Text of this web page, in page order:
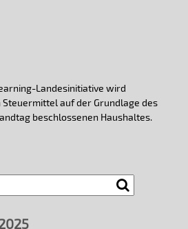
Landesinitiative wird
auf der Grundlage des
beschlossenen Haushaltes.